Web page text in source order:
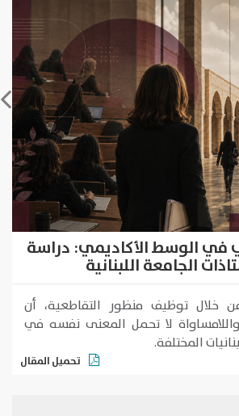
في الوسط الأكاديمي: دراسة
الجامعة اللبنانية
خلال توظيف منظور التقاطعية، أن
واللامساواة لا تحمل المعنى نفسه في
المختلفة.
تحميل المقال